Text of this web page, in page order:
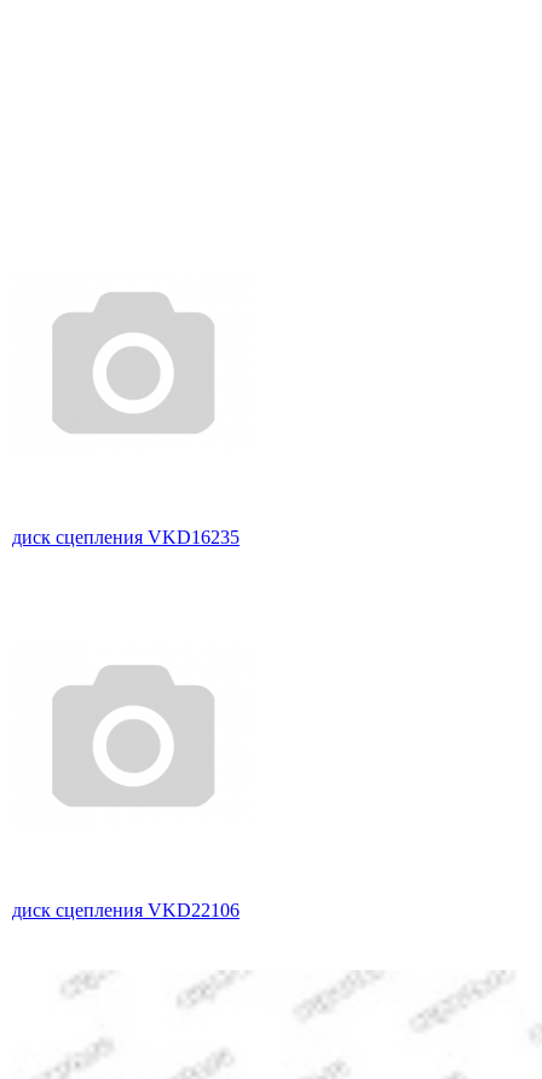
диск сцепления VKD16235
диск сцепления VKD22106